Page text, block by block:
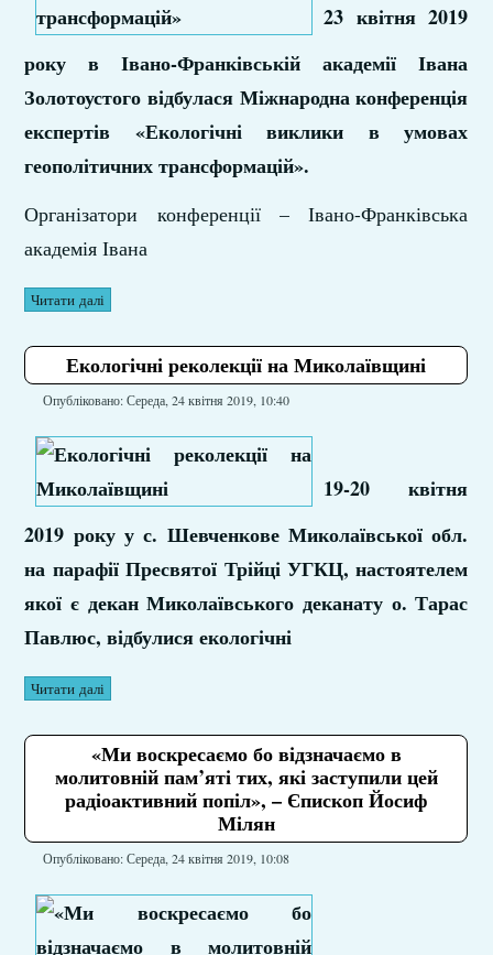
23 квітня 2019
року в Івано-Франківській академії Івана
Золотоустого відбулася Міжнародна конференція
експертів «Екологічні виклики в умовах
геополітичних трансформацій».
Організатори конференції – Івано-Франківська
академія Івана
Читати далі
Екологічні реколекції на Миколаївщині
Опубліковано: Середа, 24 квітня 2019, 10:40
19-20 квітня
2019 року у с. Шевченкове Миколаївської обл.
на парафії Пресвятої Трійці УГКЦ, настоятелем
якої є декан Миколаївського деканату о. Тарас
Павлюс, відбулися екологічні
Читати далі
«Ми воскресаємо бо відзначаємо в
молитовній пам’яті тих, які заступили цей
радіоактивний попіл», – Єпископ Йосиф
Мілян
Опубліковано: Середа, 24 квітня 2019, 10:08